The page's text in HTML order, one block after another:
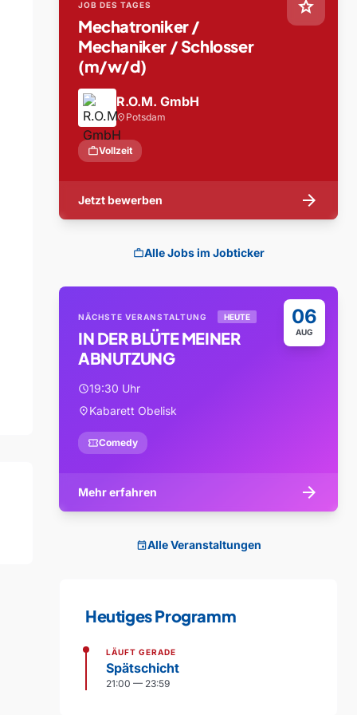
star
JOB DES TAGES
Mechatroniker /
Mechaniker / Schlosser
(m/w/d)
R.O.M. GmbH
location_on Potsdam
workVollzeit
Jetzt bewerben arrow_forward
workAlle Jobs im Jobticker
06
AUG
NÄCHSTE VERANSTALTUNG HEUTE
IN DER BLÜTE MEINER
ABNUTZUNG
schedule19:30 Uhr
location_onKabarett Obelisk
confirmation_numberComedy
Mehr erfahren arrow_forward
eventAlle Veranstaltungen
Heutiges Programm
LÄUFT GERADE
Spätschicht
21:00 — 23:59